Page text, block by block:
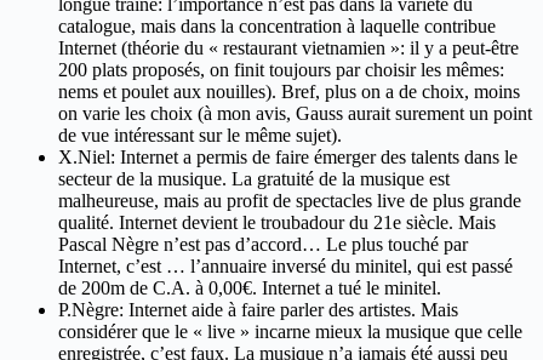
catalogue, mais dans la concentration à laquelle contribue
Internet (théorie du « restaurant vietnamien »: il y a peut-être
200 plats proposés, on finit toujours par choisir les mêmes:
nems et poulet aux nouilles). Bref, plus on a de choix, moins
on varie les choix (à mon avis, Gauss aurait surement un point
de vue intéressant sur le même sujet).
X.Niel: Internet a permis de faire émerger des talents dans le
secteur de la musique. La gratuité de la musique est
malheureuse, mais au profit de spectacles live de plus grande
qualité. Internet devient le troubadour du 21e siècle. Mais
Pascal Nègre n’est pas d’accord… Le plus touché par
Internet, c’est … l’annuaire inversé du minitel, qui est passé
de 200m de C.A. à 0,00€. Internet a tué le minitel.
P.Nègre: Internet aide à faire parler des artistes. Mais
considérer que le « live » incarne mieux la musique que celle
enregistrée, c’est faux. La musique n’a jamais été aussi peu